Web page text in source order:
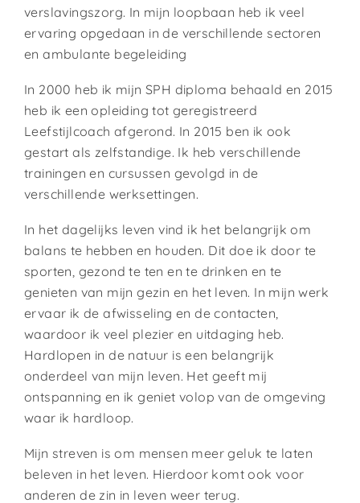
verslavingszorg. In mijn loopbaan heb ik veel
ervaring opgedaan in de verschillende sectoren
en ambulante begeleiding
In 2000 heb ik mijn SPH diploma behaald en 2015
heb ik een opleiding tot geregistreerd
Leefstijlcoach afgerond. In 2015 ben ik ook
gestart als zelfstandige. Ik heb verschillende
trainingen en cursussen gevolgd in de
verschillende werksettingen.
In het dagelijks leven vind ik het belangrijk om
balans te hebben en houden. Dit doe ik door te
sporten, gezond te ten en te drinken en te
genieten van mijn gezin en het leven. In mijn werk
ervaar ik de afwisseling en de contacten,
waardoor ik veel plezier en uitdaging heb.
Hardlopen in de natuur is een belangrijk
onderdeel van mijn leven. Het geeft mij
ontspanning en ik geniet volop van de omgeving
waar ik hardloop.
Mijn streven is om mensen meer geluk te laten
beleven in het leven. Hierdoor komt ook voor
anderen de zin in leven weer terug.